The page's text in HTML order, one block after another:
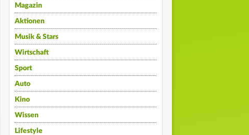
Magazin
Aktionen
Musik & Stars
Wirtschaft
Sport
Auto
Kino
Wissen
Lifestyle